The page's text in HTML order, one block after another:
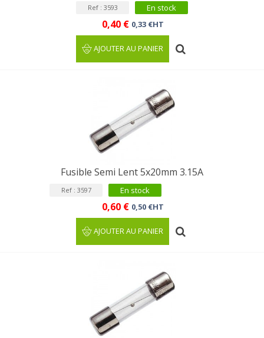
Ref : 3593 En stock
0,40 € 0,33 €HT
AJOUTER AU PANIER
Fusible Semi Lent 5x20mm 3.15A
Ref : 3597 En stock
0,60 € 0,50 €HT
AJOUTER AU PANIER